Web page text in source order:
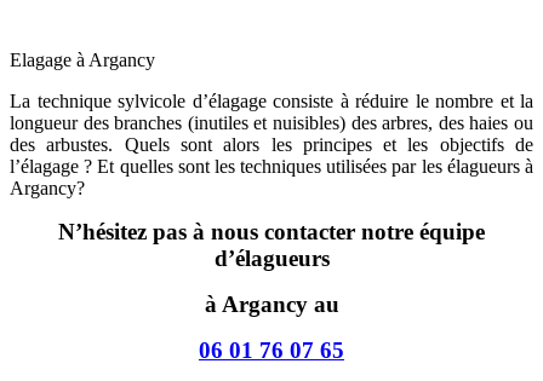
Elagage à Argancy
La technique sylvicole d’élagage consiste à réduire le nombre et la
longueur des branches (inutiles et nuisibles) des arbres, des haies ou
des arbustes. Quels sont alors les principes et les objectifs de
l’élagage ? Et quelles sont les techniques utilisées par les élagueurs à
Argancy?
N’hésitez pas à nous contacter notre équipe
d’élagueurs
à Argancy au
06 01 76 07 65